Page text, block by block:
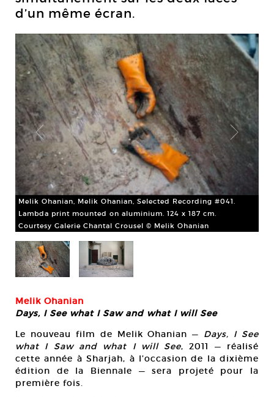
d’un même écran.
Melik Ohanian, Melik Ohanian, Selected Recording #041.
Lambda print mounted on aluminium. 124 x 187 cm.
Courtesy Galerie Chantal Crousel © Melik Ohanian
Melik Ohanian
Days, I See what I Saw and what I will See
Le nouveau film de Melik Ohanian — Days, I See
what I Saw and what I will See, 2011 — réalisé
cette année à Sharjah, à l’occasion de la dixième
édition de la Biennale — sera projeté pour la
première fois.